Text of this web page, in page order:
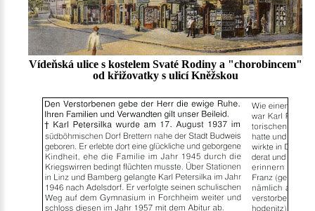
Vídeňská ulice s kostelem Svaté Rodiny a "chorobincem"
od křižovatky s ulicí Kněžskou